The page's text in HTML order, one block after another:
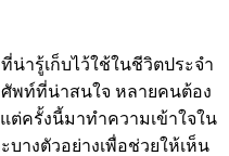
น่ารู้เก็บไว้ใช้ในชีวิตประจำ
พท์ที่น่าสนใจ หลายคนต้อง
ต่ครั้งนี้มาทำความเข้าใจใน
างตัวอย่างเพื่อช่วยให้เห็น